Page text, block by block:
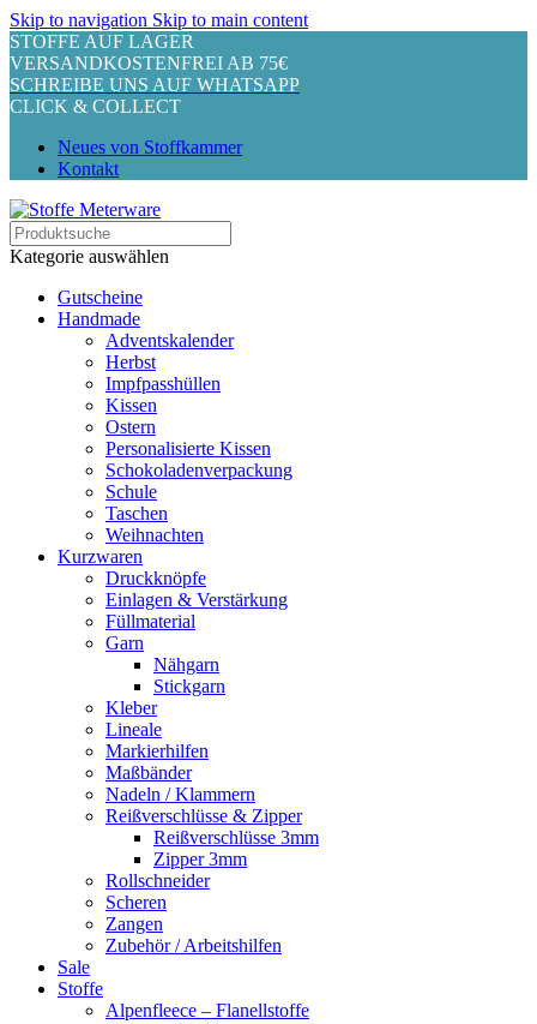
Skip to navigation Skip to main content
STOFFE AUF LAGER
VERSANDKOSTENFREI AB 75€
SCHREIBE UNS AUF WHATSAPP
CLICK & COLLECT
Neues von Stoffkammer
Kontakt
Kategorie auswählen
Gutscheine
Handmade
Adventskalender
Herbst
Impfpasshüllen
Kissen
Ostern
Personalisierte Kissen
Schokoladenverpackung
Schule
Taschen
Weihnachten
Kurzwaren
Druckknöpfe
Einlagen & Verstärkung
Füllmaterial
Garn
Nähgarn
Stickgarn
Kleber
Lineale
Markierhilfen
Maßbänder
Nadeln / Klammern
Reißverschlüsse & Zipper
Reißverschlüsse 3mm
Zipper 3mm
Rollschneider
Scheren
Zangen
Zubehör / Arbeitshilfen
Sale
Stoffe
Alpenfleece – Flanellstoffe